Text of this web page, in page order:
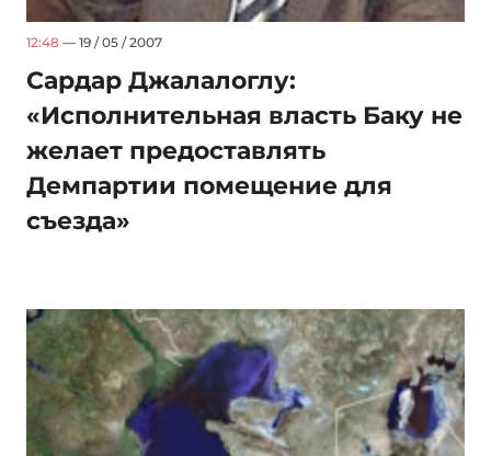
12:48 — 19 / 05 / 2007
Сардар Джалалоглу:
«Исполнительная власть Баку не
желает предоставлять
Демпартии помещение для
съезда»